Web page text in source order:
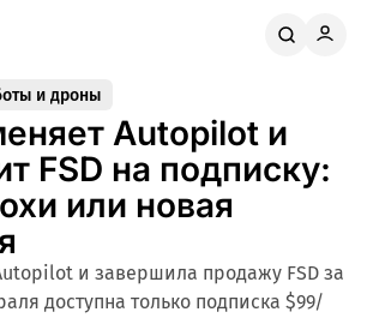
и дроны
Autopilot и
FSD на подписку:
или новая
и завершила продажу FSD за
доступна только подписка $99/